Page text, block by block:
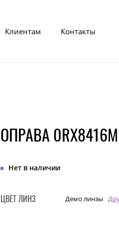
Клиентам Контакты
ОПРАВА
Нет в наличии
ЦВЕТ ЛИНЗ Демо линзы